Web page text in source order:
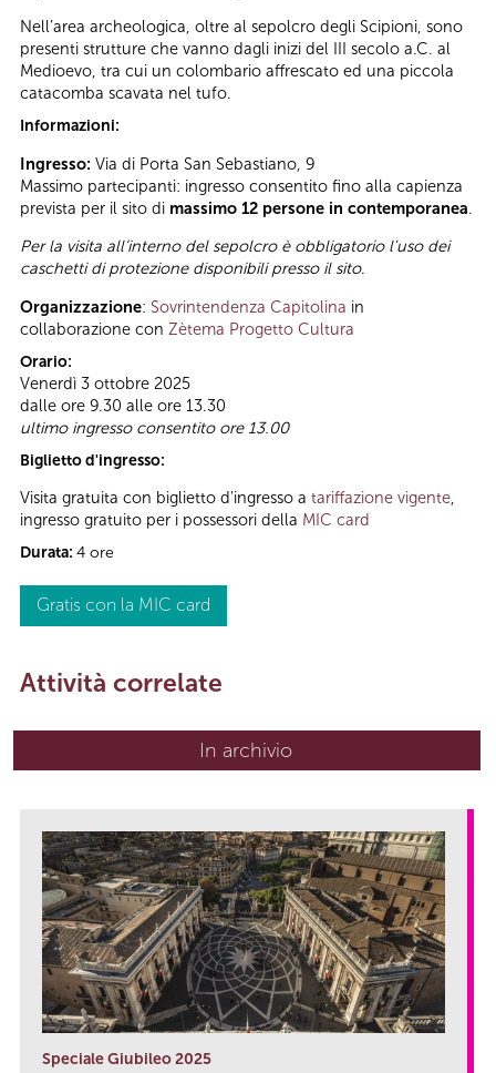
Nell’area archeologica, oltre al sepolcro degli Scipioni, sono
presenti strutture che vanno dagli inizi del III secolo a.C. al
Medioevo, tra cui un colombario affrescato ed una piccola
catacomba scavata nel tufo.
Informazioni:
Ingresso: Via di Porta San Sebastiano, 9
Massimo partecipanti: ingresso consentito fino alla capienza
prevista per il sito di massimo 12 persone in contemporanea.
Per la visita all’interno del sepolcro è obbligatorio l'uso dei
caschetti di protezione disponibili presso il sito.
Organizzazione: Sovrintendenza Capitolina in
collaborazione con Zètema Progetto Cultura
Orario:
Venerdì 3 ottobre 2025
dalle ore 9.30 alle ore 13.30
ultimo ingresso consentito ore 13.00
Biglietto d'ingresso:
Visita gratuita con biglietto d'ingresso a tariffazione vigente,
ingresso gratuito per i possessori della MIC card
Durata: 4 ore
Gratis con la MIC card
Attività correlate
In archivio
Speciale Giubileo 2025